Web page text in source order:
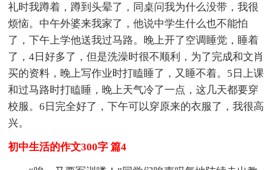
礼时我蹲着，蹲到头晕了，同桌问我为什么没带，我很
烦恼。中午外婆来我家了，他说中学生什么也不能怕
了，下午上学他送我过马路。晚上开了空调睡觉，睡着
了，4日好多了，但是洗澡时很不顺利，为了完成和文肖
买的资料，晚上写作业时打瞌睡了，又睡不着。5日上课
和过马路时打瞌睡，晚上天气冷了一点，这几天都要穿
校服。6日完全好了，下午可以穿原来的衣服了，我很高
兴。
初中生活的作文300字 篇4